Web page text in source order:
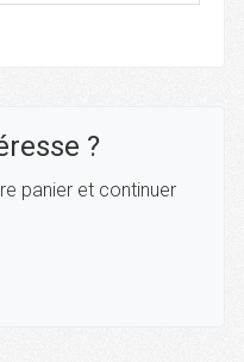
?
panier et continuer